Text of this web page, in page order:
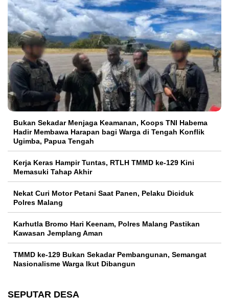
Bukan Sekadar Menjaga Keamanan, Koops TNI Habema
Hadir Membawa Harapan bagi Warga di Tengah Konflik
Ugimba, Papua Tengah
Kerja Keras Hampir Tuntas, RTLH TMMD ke-129 Kini
Memasuki Tahap Akhir
Nekat Curi Motor Petani Saat Panen, Pelaku Diciduk
Polres Malang
Karhutla Bromo Hari Keenam, Polres Malang Pastikan
Kawasan Jemplang Aman
TMMD ke-129 Bukan Sekadar Pembangunan, Semangat
Nasionalisme Warga Ikut Dibangun
SEPUTAR DESA